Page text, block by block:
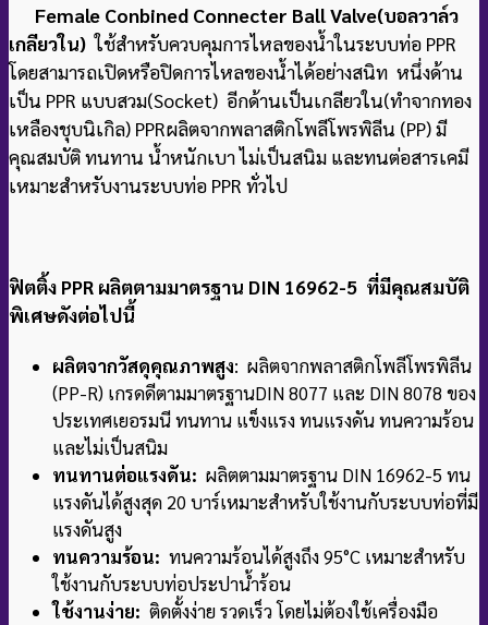
Female Conbined Connecter Ball Valve(บอลวาล์ว
เกลียวใน)ใช้สำหรับควบคุมการไหลของน้ำในระบบท่อ PPR
โดยสามารถเปิดหรือปิดการไหลของน้ำได้อย่างสนิท หนึ่งด้าน
เป็น PPR แบบสวม(Socket) อีกด้านเป็นเกลียวใน(ทำจากทอง
เหลืองชุบนิเกิล) PPRผลิตจากพลาสติกโพลีโพรพิลีน (PP) มี
คุณสมบัติ ทนทาน น้ำหนักเบา ไม่เป็นสนิม และทนต่อสารเคมี
เหมาะสำหรับงานระบบท่อ PPR ทั่วไป
ฟิตติ้ง PPR ผลิตตามมาตรฐาน DIN 16962-5 ที่มีคุณสมบัติ
พิเศษดังต่อไปนี้
ผลิตจากวัสดุคุณภาพสูง: ผลิตจากพลาสติกโพลีโพรพิลีน
(PP-R) เกรดดีตามมาตรฐานDIN 8077 และ DIN 8078 ของ
ประเทศเยอรมนี ทนทาน แข็งแรง ทนแรงดัน ทนความร้อน
และไม่เป็นสนิม
ทนทานต่อแรงดัน: ผลิตตามมาตรฐาน DIN 16962-5 ทน
แรงดันได้สูงสุด 20 บาร์เหมาะสำหรับใช้งานกับระบบท่อที่มี
แรงดันสูง
ทนความร้อน: ทนความร้อนได้สูงถึง 95°C เหมาะสำหรับ
ใช้งานกับระบบท่อประปาน้ำร้อน
ใช้งานง่าย: ติดตั้งง่าย รวดเร็ว โดยไม่ต้องใช้เครื่องมือ